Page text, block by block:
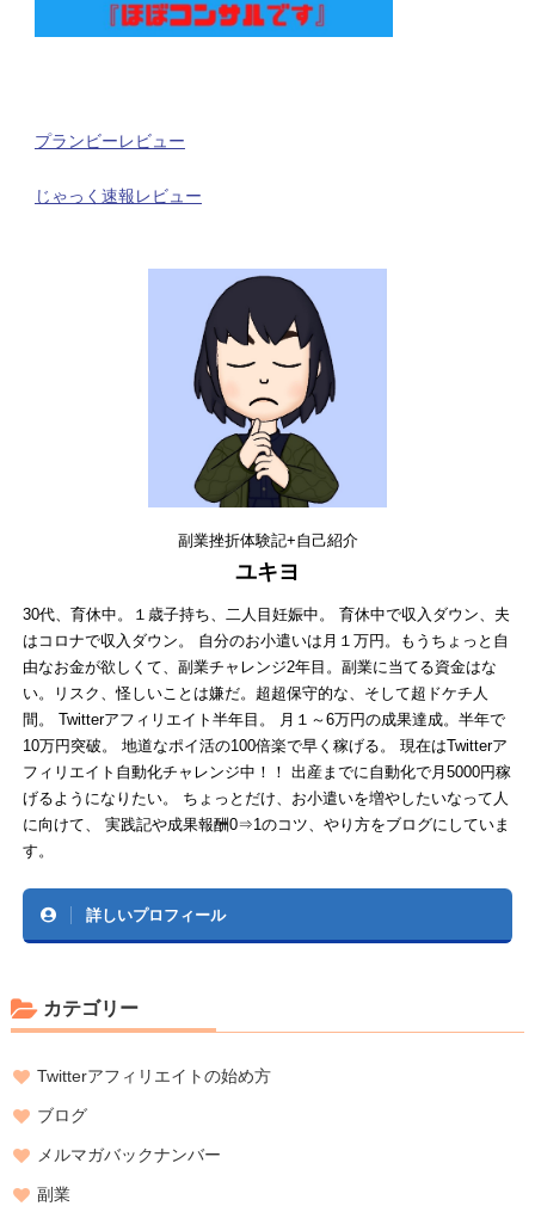
プランビーレビュー
じゃっく速報レビュー
副業挫折体験記+自己紹介
ユキヨ
30代、育休中。１歳子持ち、二人目妊娠中。 育休中で収入ダウン、夫
はコロナで収入ダウン。 自分のお小遣いは月１万円。もうちょっと自
由なお金が欲しくて、副業チャレンジ2年目。副業に当てる資金はな
い。リスク、怪しいことは嫌だ。超超保守的な、そして超ドケチ人
間。 Twitterアフィリエイト半年目。 月１～6万円の成果達成。半年で
10万円突破。 地道なポイ活の100倍楽で早く稼げる。 現在はTwitterア
フィリエイト自動化チャレンジ中！！ 出産までに自動化で月5000円稼
げるようになりたい。 ちょっとだけ、お小遣いを増やしたいなって人
に向けて、 実践記や成果報酬0⇒1のコツ、やり方をブログにしていま
す。
詳しいプロフィール
カテゴリー
Twitterアフィリエイトの始め方
ブログ
メルマガバックナンバー
副業